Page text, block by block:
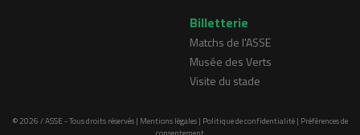
Billetterie
Matchs de l'ASSE
Musée des Verts
Visite du stade
© 2026 / ASSE - Tous droits réservés | Mentions légales| Politique de confidentialité| Préférences de